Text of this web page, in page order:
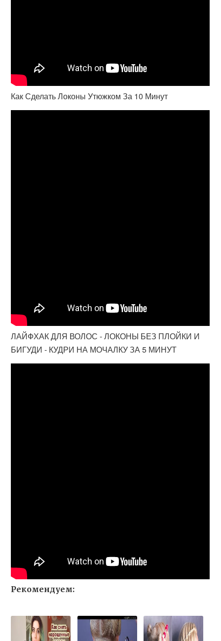
Как Сделать Локоны Утюжком За 10 Минут
ЛАЙФХАК ДЛЯ ВОЛОС - ЛОКОНЫ БЕЗ ПЛОЙКИ И
БИГУДИ - КУДРИ НА МОЧАЛКУ ЗА 5 МИНУТ
Рекомендуем: